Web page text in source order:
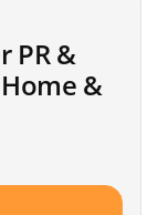
PR &
&